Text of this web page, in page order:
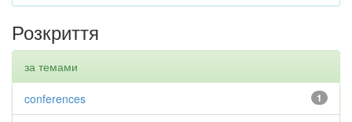
Розкриття
за темами
1
conferences